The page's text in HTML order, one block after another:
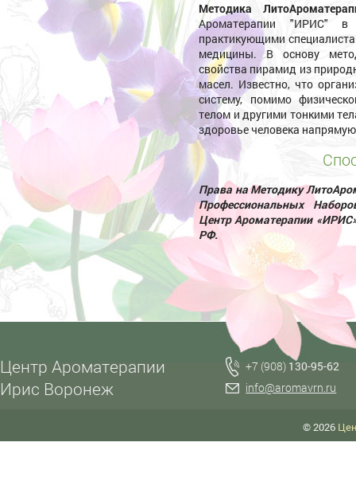
Методика
Ароматерапии "ИРИС" в
практикующими
медицины. В основу
свойства пирамид из
масел. Известно, что
систему, помимо
телом и другими тонкими
здоровье человека
Права на Методику
Профессиональных
Центр Ароматерапии
РФ.
Центр Ароматерапии
Ирис Воронеж
+7 (908) 130-95-62
info@aromavrn.ru
© 2026